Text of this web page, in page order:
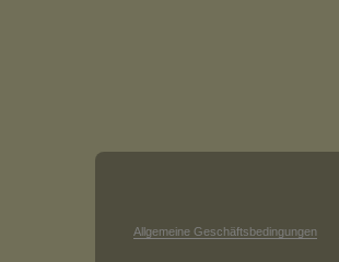
Allgemeine Geschäftsbedingungen